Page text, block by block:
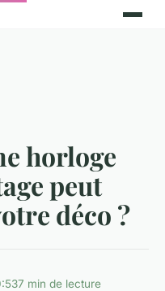
horloge
peut
déco ?
7 min de lecture